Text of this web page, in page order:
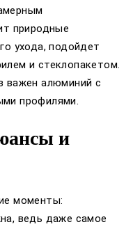
природные
ухода, подойдет
и стеклопакетом.
важен алюминий с
профилями.
и
моменты:
ведь даже самое